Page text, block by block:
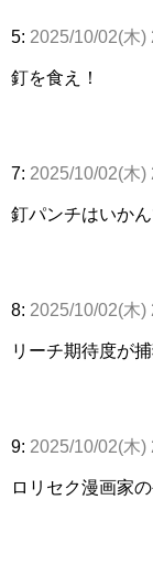
5: 2025/10/02(木)
釘を食え！
7: 2025/10/02(木)
釘パンチはいかん
8: 2025/10/02(木
リーチ期待度が
9: 2025/10/02(木
ロリセク漫画家